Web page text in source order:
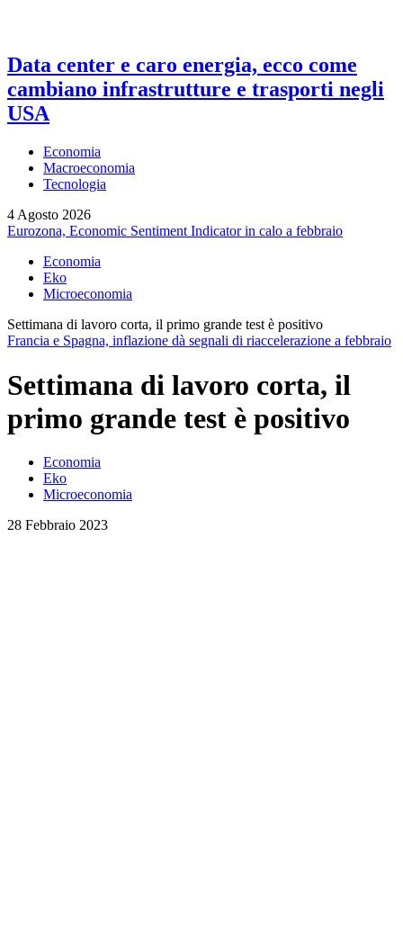
Data center e caro energia, ecco come
cambiano infrastrutture e trasporti negli
USA
Economia
Macroeconomia
Tecnologia
4 Agosto 2026
Eurozona, Economic Sentiment Indicator in calo a febbraio
Economia
Eko
Microeconomia
Settimana di lavoro corta, il primo grande test è positivo
Francia e Spagna, inflazione dà segnali di riaccelerazione a febbraio
Settimana di lavoro corta, il
primo grande test è positivo
Economia
Eko
Microeconomia
28 Febbraio 2023